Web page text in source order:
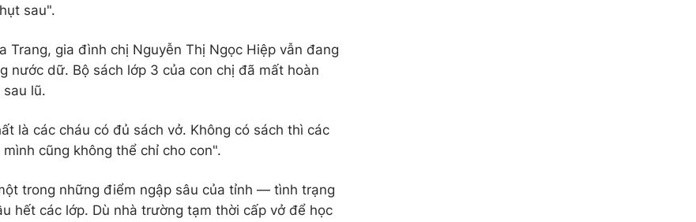
sau".
Trang, gia đình chị Nguyễn Thị Ngọc Hiệp vẫn đang
nước dữ. Bộ sách lớp 3 của con chị đã mất hoàn
lũ.
là các cháu có đủ sách vở. Không có sách thì các
cũng không thể chỉ cho con".
trong những điểm ngập sâu của tỉnh — tình trạng
hết các lớp. Dù nhà trường tạm thời cấp vở để học